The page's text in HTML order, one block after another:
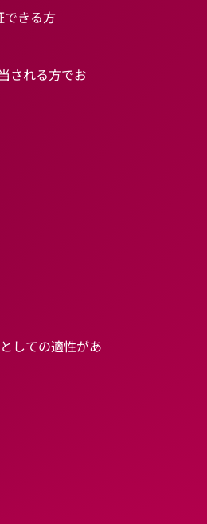
できる方
される方でお
しての適性があ